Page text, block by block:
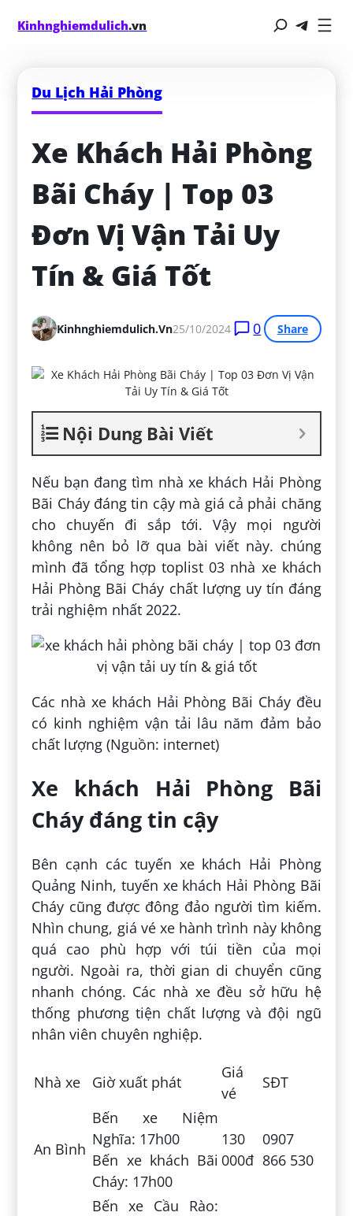
Kinhnghiemdulich.vn
Du Lịch Hải Phòng
Xe Khách Hải Phòng
Bãi Cháy | Top 03
Đơn Vị Vận Tải Uy
Tín & Giá Tốt
Kinhnghiemdulich.vn25/10/2024 0 Share
Nội Dung Bài Viết
Nếu bạn đang tìm nhà xe khách Hải Phòng
Bãi Cháy đáng tin cậy mà giá cả phải chăng
cho chuyến đi sắp tới. Vậy mọi người
không nên bỏ lỡ qua bài viết này. chúng
mình đã tổng hợp toplist 03 nhà xe khách
Hải Phòng Bãi Cháy chất lượng uy tín đáng
trải nghiệm nhất 2022.
Các nhà xe khách Hải Phòng Bãi Cháy đều
có kinh nghiệm vận tải lâu năm đảm bảo
chất lượng (Nguồn: internet)
Xe khách Hải Phòng Bãi
Cháy đáng tin cậy
Bên cạnh các tuyến xe khách Hải Phòng
Quảng Ninh, tuyến xe khách Hải Phòng Bãi
Cháy cũng được đông đảo người tìm kiếm.
Nhìn chung, giá vé xe hành trình này không
quá cao phù hợp với túi tiền của mọi
người. Ngoài ra, thời gian di chuyển cũng
nhanh chóng. Các nhà xe đều sở hữu hệ
thống phương tiện chất lượng và đội ngũ
nhân viên chuyên nghiệp.
Nhà xe Giờ xuất phát
Giá
vé
SĐT
An Bình
Bến xe Niệm
Nghĩa: 17h00
Bến xe khách Bãi
Cháy: 17h00
130
000đ
0907
866 530
Bến xe Cầu Rào: